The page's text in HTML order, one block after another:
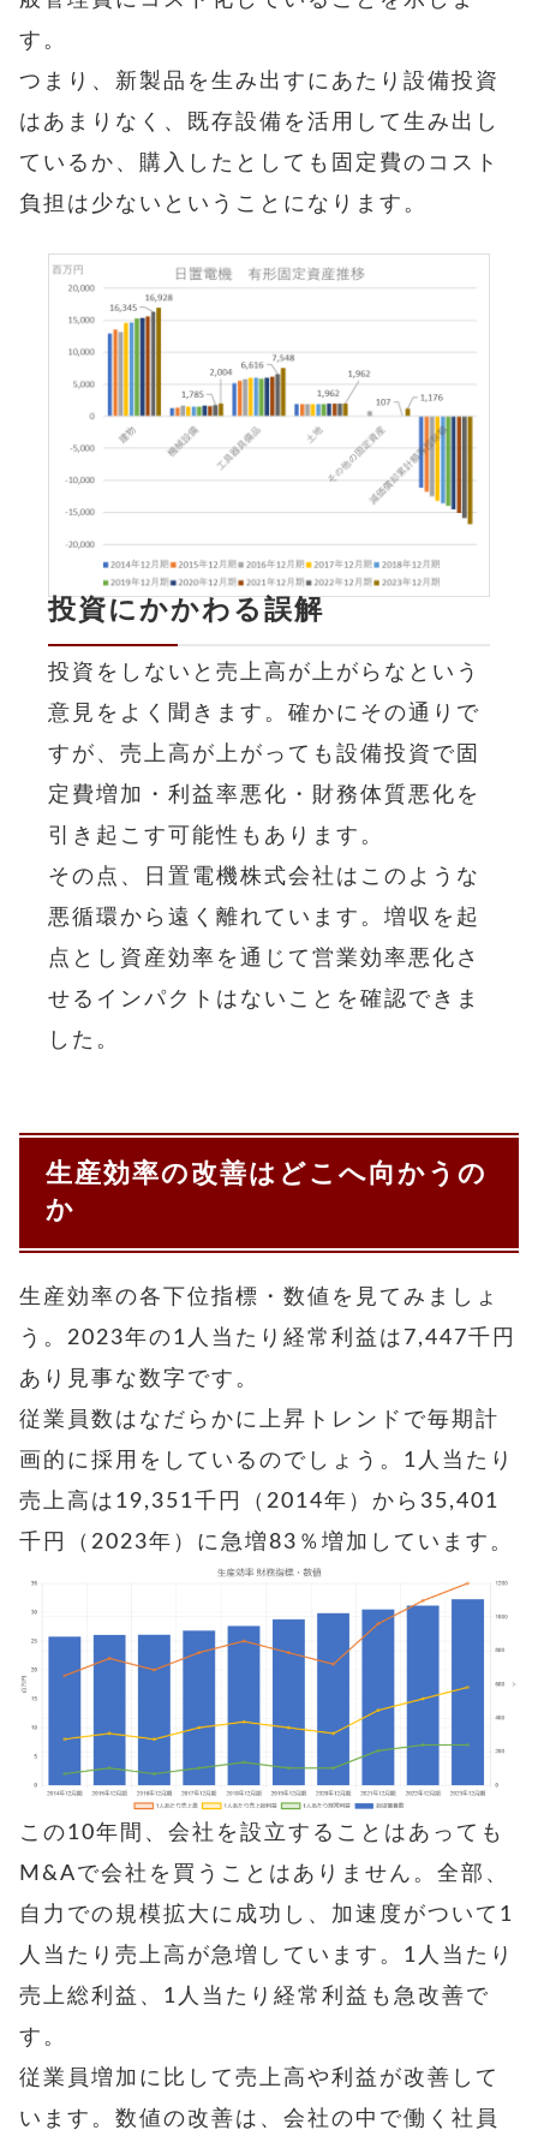
す。
つまり、新製品を生み出すにあたり設備投資
はあまりなく、既存設備を活用して生み出し
ているか、購入したとしても固定費のコスト
負担は少ないということになります。
投資にかかわる誤解
投資をしないと売上高が上がらなという
意見をよく聞きます。確かにその通りで
すが、売上高が上がっても設備投資で固
定費増加・利益率悪化・財務体質悪化を
引き起こす可能性もあります。
その点、日置電機株式会社はこのような
悪循環から遠く離れています。 増収を起
点とし資産効率を通じて営業効率悪化さ
せるインパクトはないことを確認できま
した。
生産効率の改善はどこへ向かうの
か
生産効率の各下位指標・数値を見てみましょ
う。2023年の1人当たり経常利益は7,447千円
あり見事な数字です。
従業員数はなだらかに上昇トレンドで毎期計
画的に採用をしているのでしょう。1人当たり
売上高は19,351千円（2014年）から35,401
千円（2023年）に急増83％増加しています。
この10年間、会社を設立することはあっても
M&Aで会社を買うことはありません。全部、
自力での規模拡大に成功し、加速度がついて1
人当たり売上高が急増しています。1人当たり
売上総利益、1人当たり経常利益も急改善で
す。
従業員増加に比して売上高や利益が改善して
います。数値の改善は、会社の中で働く社員